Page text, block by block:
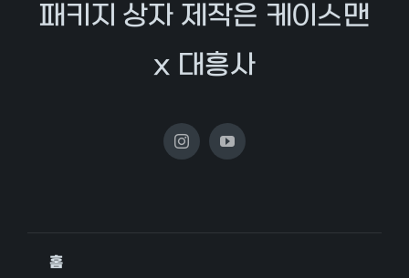
패키지 상자 제작은 케이스맨
x 대흥사
홈